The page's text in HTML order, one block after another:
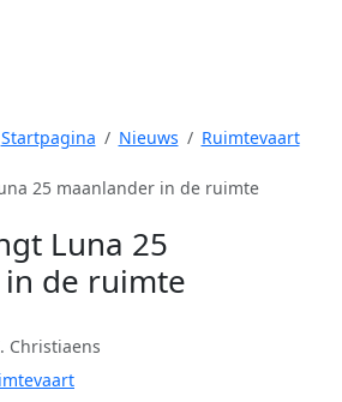
Startpagina Nieuws
Ruimtevaart
25 maanlander in de ruimte
Luna 25
de ruimte
Christiaens